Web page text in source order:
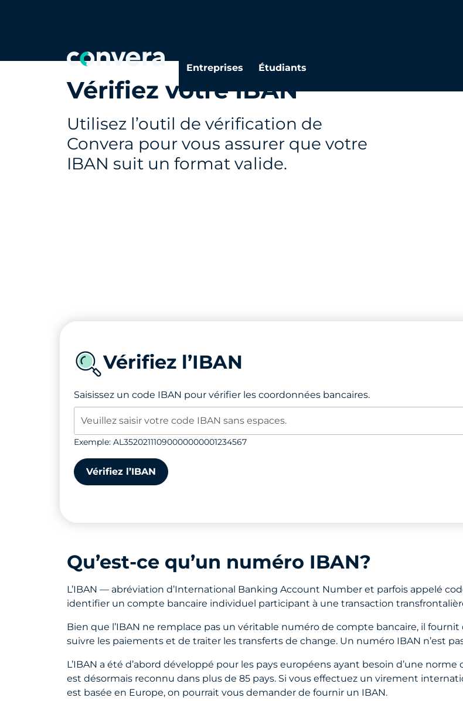
Entreprises Étudiants
Vérifiez votre IBAN
Utilisez l’outil de vérification de
Convera pour vous assurer que votre
IBAN suit un format valide.
Vérifiez l’IBAN
Saisissez un code IBAN pour vérifier les coordonnées bancaires.
Exemple: AL35202111090000000001234567
Vérifiez l’IBAN
Qu’est-ce qu’un numéro IBAN?
L’IBAN — abréviation d’International Banking Account Number et parfois appelé
identifier un compte bancaire individuel participant à une transaction
Bien que l’IBAN ne remplace pas un véritable numéro de compte bancaire, il
suivre les paiements et de traiter les transferts de change. Un numéro IBAN n’est
L’IBAN a été d’abord développé pour les pays européens ayant besoin d’une
est désormais reconnu dans plus de 85 pays. Si vous effectuez un virement
est basée en Europe, on pourrait vous demander de fournir un IBAN.